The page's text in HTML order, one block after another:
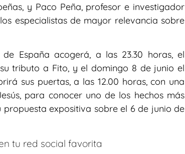
y Paco Peña, profesor e investigador
especialistas de mayor relevancia sobre
España acogerá, a las 23.30 horas, el
tributo a Fito, y el domingo 8 de junio el
sus puertas, a las 12.00 horas, con una
para conocer uno de los hechos más
expositiva sobre el 6 de junio de
tu red social favorita